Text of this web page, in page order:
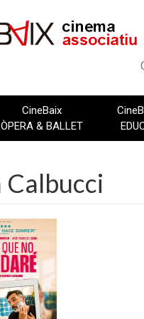
CineBaix
ÒPERA & BALLET